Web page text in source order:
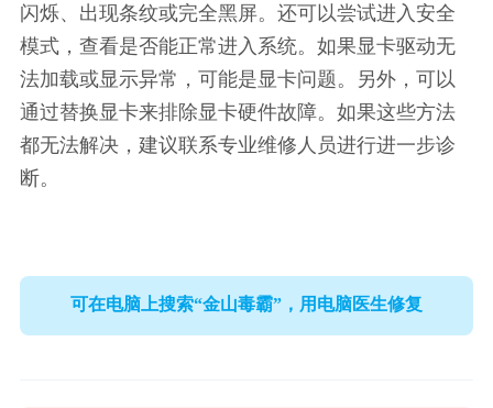
闪烁、出现条纹或完全黑屏。还可以尝试进入安全
模式，查看是否能正常进入系统。如果显卡驱动无
法加载或显示异常，可能是显卡问题。另外，可以
通过替换显卡来排除显卡硬件故障。如果这些方法
都无法解决，建议联系专业维修人员进行进一步诊
断。
可在电脑上搜索“金山毒霸”，用电脑医生修复